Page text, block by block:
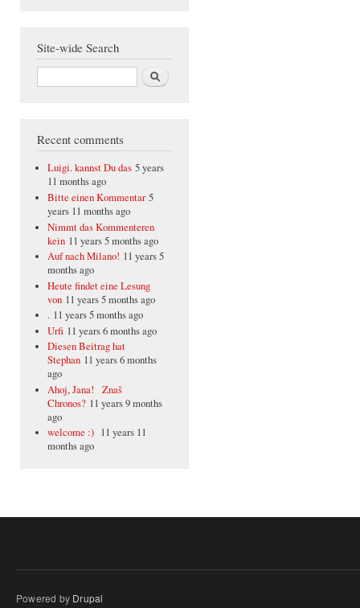
Site-wide Search
Search
Recent comments
Luigi. kannst Du das 5 years
11 months ago
Bitte einen Kommentar 5
years 11 months ago
Nimmt das Kommenteren
kein 11 years 5 months ago
Auf nach Milano! 11 years 5
months ago
Heute findet eine Lesung
von 11 years 5 months ago
. 11 years 5 months ago
Urfi 11 years 6 months ago
Diesen Beitrag hat
Stephan 11 years 6 months
ago
Ahoj, Jana! Znaš
Chronos? 11 years 9 months
ago
welcome :) 11 years 11
months ago
Powered by Drupal